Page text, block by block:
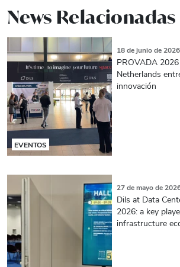
News Relacionadas
EVENTOS
18 de junio de 2026
PROVADA
Netherlands
innovación
27 de mayo de
Dils at Data
2026: a key
infrastructure